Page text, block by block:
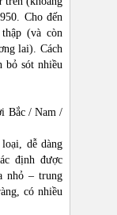
Cho đến
(và còn
lai). Cách
bỏ sót nhiều
Bắc / Nam /
dễ dàng
định được
nhỏ – trung
có nhiều